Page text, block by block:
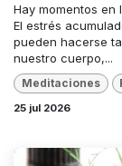
Hay momentos
El estrés
pueden hacerse
nuestro cuerpo,...
Meditaciones
25 jul 2026